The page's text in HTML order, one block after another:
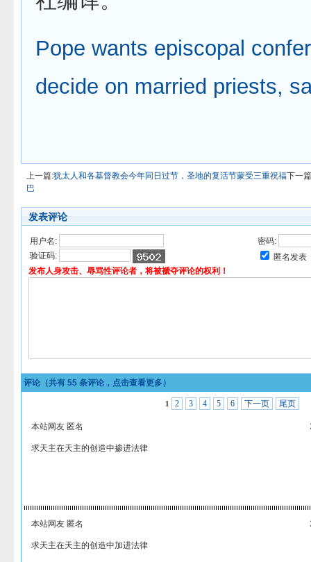
Pope wants episcopal
decide on married priests,
上一篇:犹太人和各基督教会今年同日过节，圣地的复活节蒙受三重祝福下一
巴
发表评论
用户名:
密码:
验证码:
匿名发表
发布人身攻击、辱骂性评论者，将被褫夺评论的权利！
评论（共有 55 条评论，点击查看更多）
1 2 3 4 5 6 下一页 尾页
本站网友 匿名
求天主在天主的创造中掺进法律
本站网友 匿名
求天主在天主的创造中加进法律